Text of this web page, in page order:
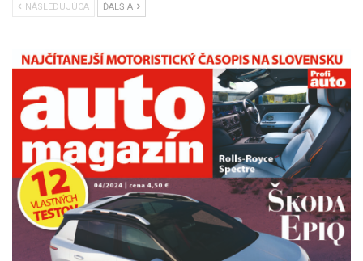
NÁSLEDUJÚCA ĎALŠIA